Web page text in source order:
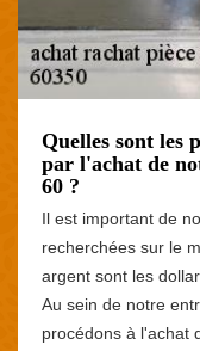
Quelles sont les
par l'achat de
60 ?
Il est important de
recherchées sur le
argent sont les
Au sein de notre
procédons à l'achat